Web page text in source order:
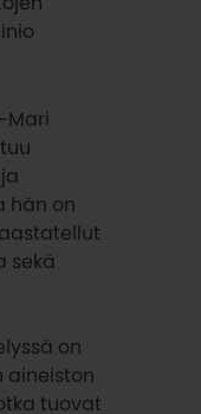
Mari
hän on
sekä
on
aineiston
tuovat